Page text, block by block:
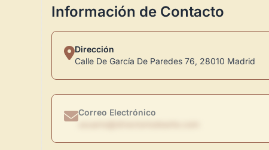
Información de Contacto
Dirección
Calle De García De Paredes 76, 28010 Madrid
Correo Electrónico